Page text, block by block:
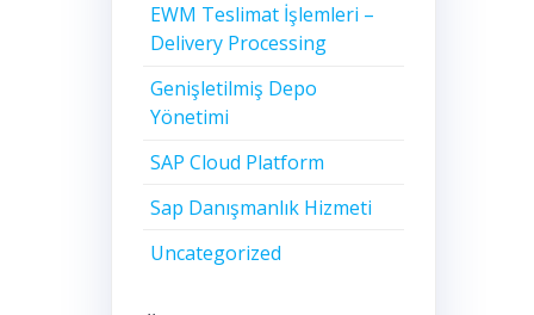
EWM Teslimat İşlemleri –
Delivery Processing
Genişletilmiş Depo
Yönetimi
SAP Cloud Platform
Sap Danışmanlık Hizmeti
Uncategorized